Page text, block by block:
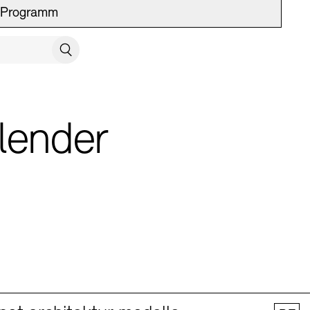
Programm